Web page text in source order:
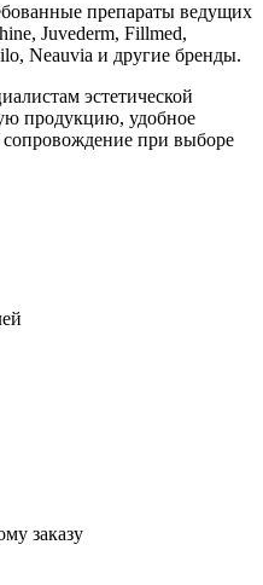
препараты ведущих
Juvederm, Fillmed,
Neauvia и другие бренды.
эстетической
продукцию, удобное
при выборе
заказу